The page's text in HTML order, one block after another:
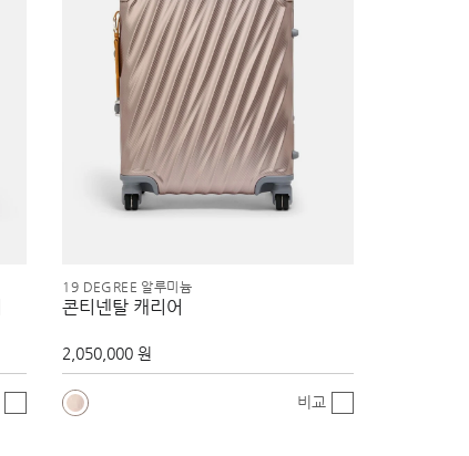
19 DEGREE 알루미늄
콘티넨탈 캐리어
2,050,000 원
비교